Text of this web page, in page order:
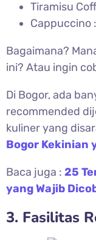
Tiramisu
Cappuccino
Bagaimana?
ini? Atau ingin
Di Bogor, ada
recommended
kuliner yang
Bogor Kekinian
Baca juga : 25
yang Wajib
3. Fasilitas